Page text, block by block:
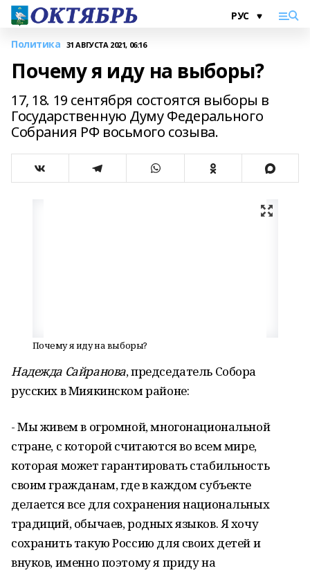
Политика 31 АВГУСТА 2021, 06:16
Почему я иду на выборы?
17, 18. 19 сентября состоятся выборы в
Государственную Думу Федерального
Собрания РФ восьмого созыва.
Почему я иду на выборы?
Надежда Сайранова, председатель Собора
русских в Миякинском районе:
- Мы живем в огромной, многонациональной
стране, с которой считаются во всем мире,
которая может гарантировать стабильность
своим гражданам, где в каждом субъекте
делается все для сохранения национальных
традиций, обычаев, родных языков. Я хочу
сохранить такую Россию для своих детей и
внуков, именно поэтому я приду на